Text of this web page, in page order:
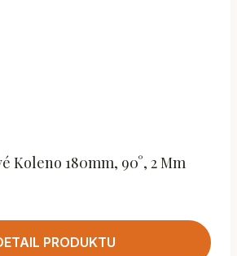
Koleno 180mm, 90°, 2 Mm
PRODUKTU